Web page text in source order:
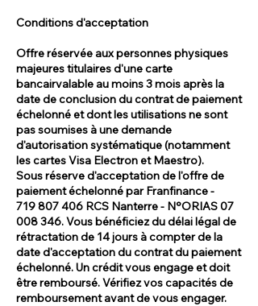
Conditions d'acceptation
Offre réservée aux personnes physiques
majeures titulaires d'une carte
bancairvalable au moins 3 mois après la
date de conclusion du contrat de paiement
échelonné et dont les utilisations ne sont
pas soumises à une demande
d'autorisation systématique (notamment
les cartes Visa Electron et Maestro).
Sous réserve d'acceptation de l'offre de
paiement échelonné par Franfinance -
719 807 406 RCS Nanterre - N°ORIAS07
008 346. Vous bénéficiez du délai légal de
rétractation de 14 jours à compter de la
date d'acceptation du contrat du paiement
échelonné. Un crédit vous engage et doit
être remboursé. Vérifiez vos capacités de
remboursement avant de vous engager.